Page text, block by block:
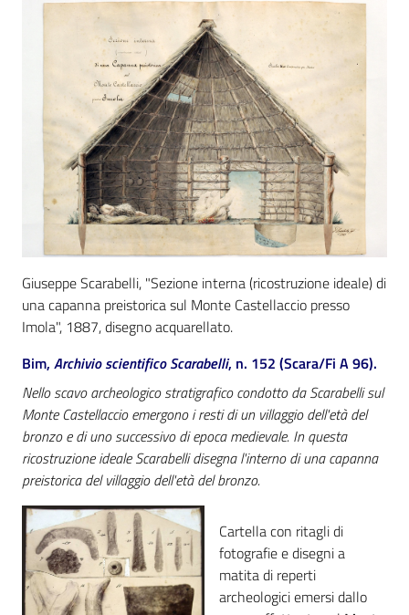
Catalogo
on line
Eventi
Chiedi al
bibliotecario
Avvisi
Orari
Giuseppe Scarabelli, "Sezione interna (ricostruzione ideale) di
una capanna preistorica sul Monte Castellaccio presso
Imola", 1887, disegno acquarellato.
Bim, Archivio scientifico Scarabelli, n. 152 (Scara/Fi A 96).
Nello scavo archeologico stratigrafico condotto da Scarabelli sul
Monte Castellaccio emergono i resti di un villaggio dell'età del
bronzo e di uno successivo di epoca medievale. In questa
ricostruzione ideale Scarabelli disegna l'interno di una capanna
preistorica del villaggio dell'età del bronzo.
Cartella con ritagli di
fotografie e disegni a
matita di reperti
archeologici emersi dallo